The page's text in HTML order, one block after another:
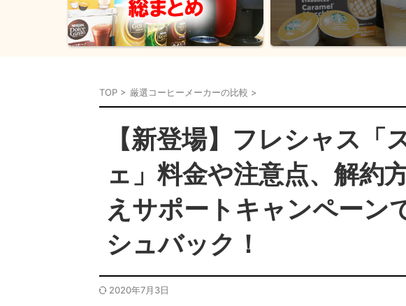
TOP > 厳選コーヒーメーカーの比較 >
【新登場】フレシャス「
ェ」料金や注意点、解約
えサポートキャンペーン
シュバック！
2020年7月3日